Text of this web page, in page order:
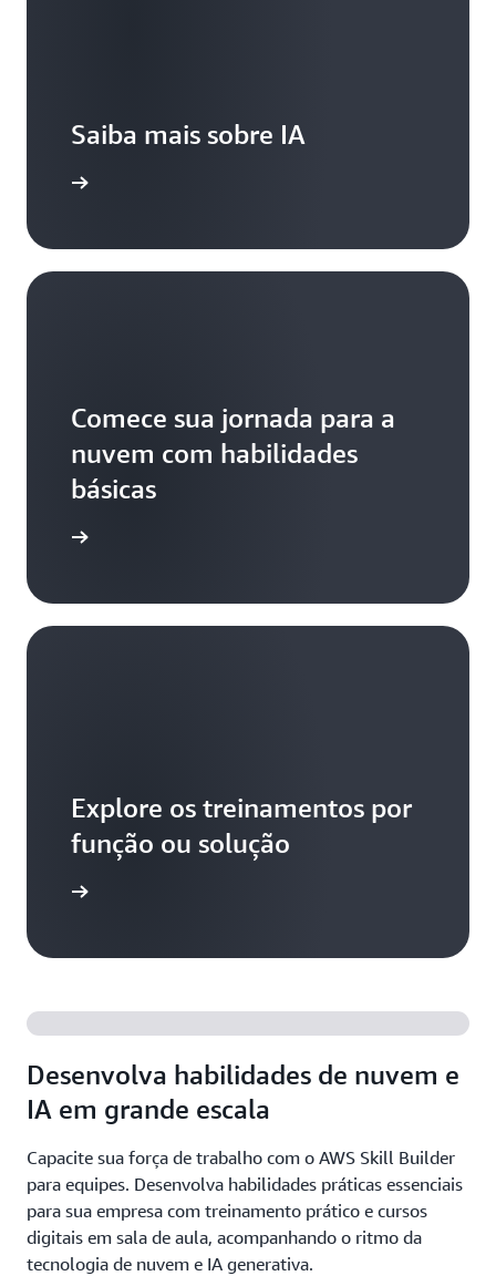
Saiba mais sobre IA
Comece sua jornada para a
nuvem com habilidades
básicas
Explore os treinamentos por
função ou solução
Desenvolva habilidades de nuvem e
IA em grande escala
Capacite sua força de trabalho com o AWS Skill Builder
para equipes. Desenvolva habilidades práticas essenciais
para sua empresa com treinamento prático e cursos
digitais em sala de aula, acompanhando o ritmo da
tecnologia de nuvem e IA generativa.